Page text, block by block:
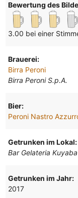
Bewertung des
3.00 bei einer
Brauerei:
Birra Peroni
Birra Peroni S.p.A.
Bier:
Peroni Nastro
Getrunken im Lokal:
Bar Gelateria Kuyaba
Getrunken im Jahr:
2017